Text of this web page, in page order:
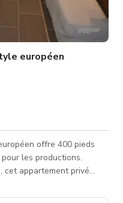
européen
offre 400 pieds
les productions.
cet appartement privé
ou